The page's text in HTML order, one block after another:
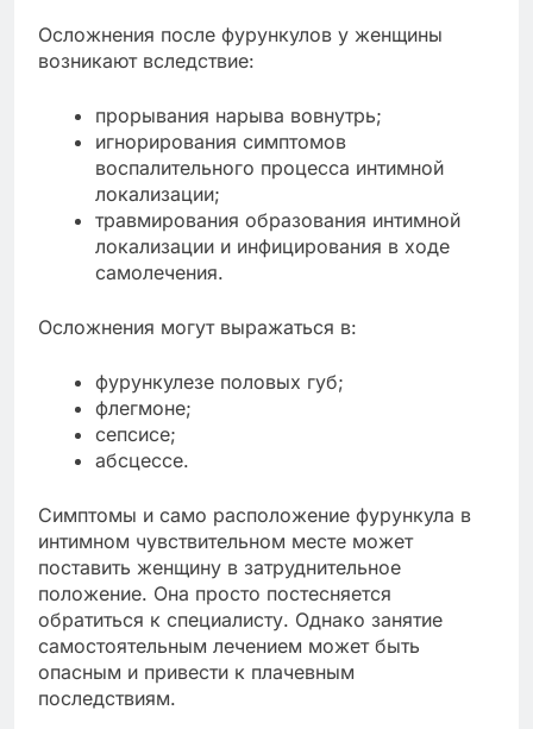
Осложнения после фурункулов у женщины
возникают вследствие:
прорывания нарыва вовнутрь;
игнорирования симптомов
воспалительного процесса интимной
локализации;
травмирования образования интимной
локализации и инфицирования в ходе
самолечения.
Осложнения могут выражаться в:
фурункулезе половых губ;
флегмоне;
сепсисе;
абсцессе.
Симптомы и само расположение фурункула в
интимном чувствительном месте может
поставить женщину в затруднительное
положение. Она просто постесняется
обратиться к специалисту. Однако занятие
самостоятельным лечением может быть
опасным и привести к плачевным
последствиям.